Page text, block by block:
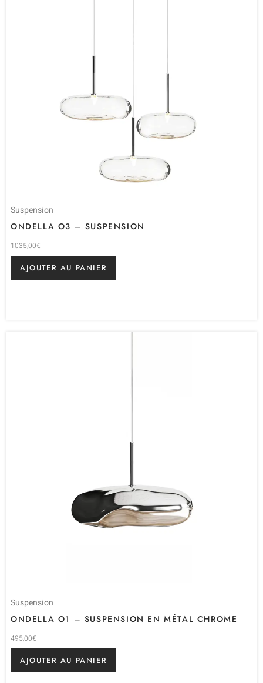
Suspension
ONDELLA O3 – SUSPENSION
1035,00€
AJOUTER AU PANIER
Suspension
ONDELLA O1 – SUSPENSION EN MÉTAL CHROME
495,00€
AJOUTER AU PANIER